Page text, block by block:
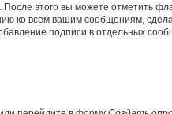
этого вы можете отметить
ко всем вашим сообщениям,
подписи в отдельных